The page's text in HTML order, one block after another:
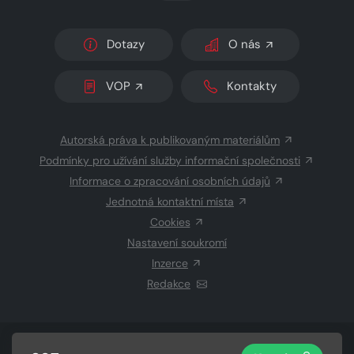
Dotazy O nás
VOP Kontakty
Autorská práva k publikovaným materiálům
Podmínky pro užívání služby informační společnosti
Informace o zpracování osobních údajů
Jednotná kontaktní místa
Cookies
Nastavení soukromí
Inzerce
Redakce
CZECH NEWS CENTER a.s.a dodavatelé